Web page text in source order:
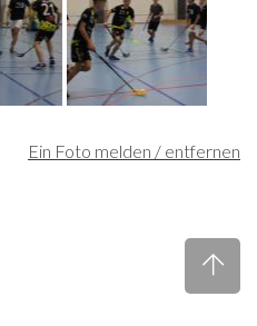
Ein Foto melden / entfernen